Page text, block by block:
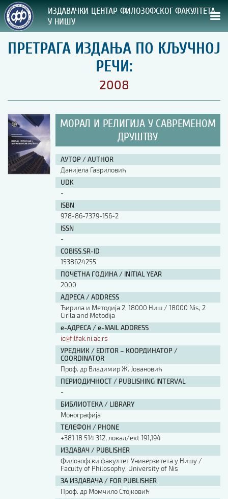
ИЗДАВАЧКИ ЦЕНТАР ФИЛОЗОФСКОГ ФАКУЛТЕТА
У НИШУ
СВА НАША ИЗДАЊА
ВРСТА ИЗДАЊА:
ПРЕГЛЕД
УПУТСТВА
УПУТСТВА
Правилник о издавачкој делатности
Упутство ауторима
Упутство уредницима
Изјава о ауторству
Изјава о лектури
Изјава о коришћењу ауторског дела
Упутство за бирање лиценце
Уговор са аутором
Шаблон прве стране и импресума [B5, ћир]
Шаблон прве стране и импресума [B5, лат]
Шаблон прве стране и импресума [B5, енг]
Етички кодекс
ПРЕТРАГА ИЗДАЊА
Наслов или део наслова
АУТОР / AUTHOR
ПРЕТРАГА ИЗДАЊА ПО КЉУЧНОЈ
РЕЧИ:
2008
МОРАЛ И РЕЛИГИЈА У САВРЕМЕНОМ
ДРУШТВУ
АУТОР / AUTHOR
Данијела Гавриловић
UDK
-
ISBN
978-86-7379-156-2
ISSN
-
COBISS.SR-ID
1538624255
ПОЧЕТНА ГОДИНА / INITIAL YEAR
2000
АДРЕСА / ADDRESS
Ћирила и Методија 2, 18000 Ниш / 18000 Nis, 2
Cirila and Metodija
е-АДРЕСА / e-MAIL ADDRESS
ic@filfak.ni.ac.rs
УРЕДНИК / EDITOR – КООРДИНАТОР /
COORDINATOR
Проф. др Владимир Ж. Јовановић
ПЕРИОДИЧНОСТ / PUBLISHING INTERVAL
-
БИБЛИОТЕКА / LIBRARY
Монографија
ТЕЛЕФОН / PHONE
+381 18 514 312, локал/ext 191,194
ИЗДАВАЧ / PUBLISHER
Филозофски факултет Универзитета у Нишу /
Faculty of Philosophy, University of Nis
ЗА ИЗДАВАЧА / FOR PUBLISHER
Проф. др Момчило Стојковић